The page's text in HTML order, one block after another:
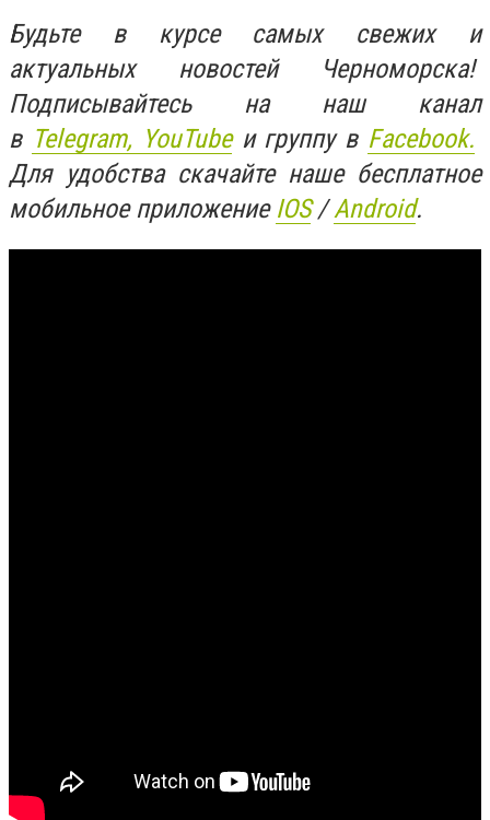
Будьте в курсе самых свежих и
актуальных новостей Черноморска!
Подписывайтесь на наш канал
в Telegram, YouTubeи группу в Facebook.
Для удобства скачайте наше бесплатное
мобильное приложение IOS/Android.